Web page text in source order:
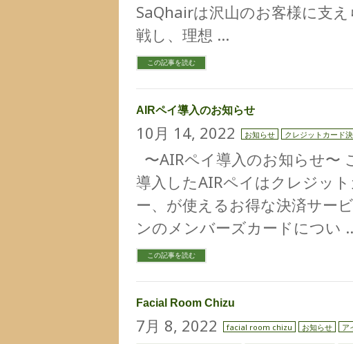
SaQhairは沢山のお客様に支
戦し、理想 …
この記事を読む
AIRペイ導入のお知らせ
10月 14, 2022 お知らせ クレジットカード
〜AIRペイ導入のお知らせ〜
導入したAIRペイはクレジッ
ー、が使えるお得な決済サ
ンのメンバーズカードについ
この記事を読む
Facial Room Chizu
7月 8, 2022 facial room chizu お知らせ ア